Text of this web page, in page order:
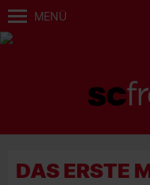
MENÜ
DAS ERSTE